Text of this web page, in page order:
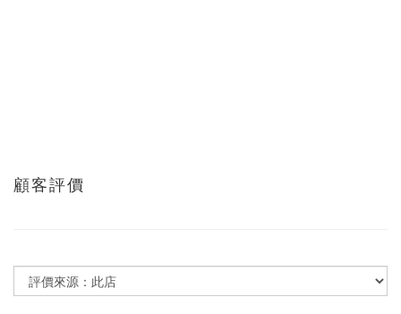
顧客評價